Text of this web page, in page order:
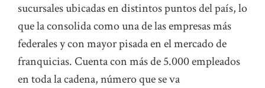
sucursales ubicadas en distintos puntos del país, lo
que la consolida como una de las empresas más
federales y con mayor pisada en el mercado de
franquicias. Cuenta con más de 5.000 empleados
en toda la cadena, número que se va